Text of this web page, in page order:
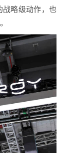
略级动作，也